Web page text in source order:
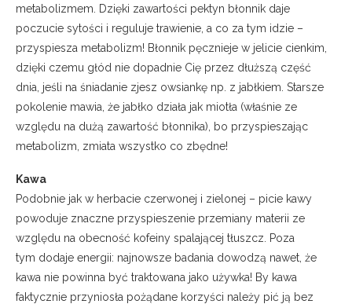
metabolizmem. Dzięki zawartości pektyn błonnik daje
poczucie sytości i reguluje trawienie, a co za tym idzie –
przyspiesza metabolizm! Błonnik pęcznieje w jelicie cienkim,
dzięki czemu głód nie dopadnie Cię przez dłuższą część
dnia, jeśli na śniadanie zjesz owsiankę np. z jabłkiem. Starsze
pokolenie mawia, że jabłko działa jak miotła (właśnie ze
względu na dużą zawartość błonnika), bo przyspieszając
metabolizm, zmiata wszystko co zbędne!
Kawa
Podobnie jak w herbacie czerwonej i zielonej – picie kawy
powoduje znaczne przyspieszenie przemiany materii ze
względu na obecność kofeiny spalającej tłuszcz. Poza
tym dodaje energii: najnowsze badania dowodzą nawet, że
kawa nie powinna być traktowana jako używka! By kawa
faktycznie przyniosła pożądane korzyści należy pić ją bez